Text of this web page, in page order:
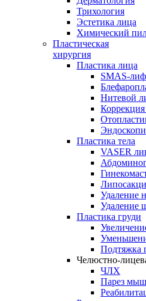
Трихология
Эстетика лица
Химический
Пластическая
хирургия
Пластика лица
SMAS-
Нитевой
Коррекция
Пластика тела
VASER
Удаление
Удаление
Пластика груди
Подтяжка
Челюстно-
ЧЛХ
Парез